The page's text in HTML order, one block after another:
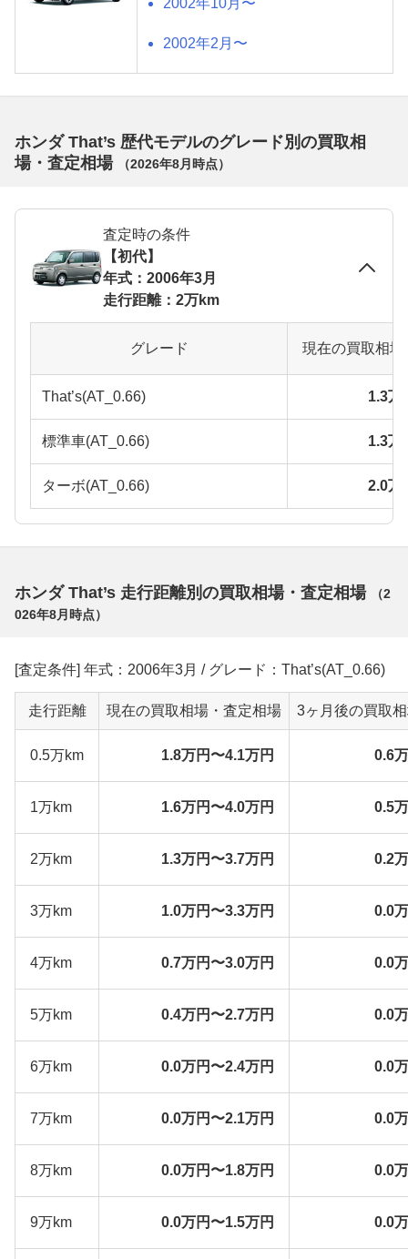
2002年10月〜
2002年2月〜
ホンダ That’s 歴代モデルのグレード別の買取相
場・査定相場
（2026年8月 時点）
査定時の条件
【初代】
年式：2006年3月
走行距離：2万km
グレード 現在の買取相
That’s(AT_0.66) 1.3万
標準車(AT_0.66) 1.3万
ターボ(AT_0.66) 2.0万
ホンダ That’s 走行距離別の買取相場・査定相場 （2
026年8月 時点）
[査定条件] 年式：2006年3月 / グレード：That’s(AT_0.66)
走行距離 現在の買取相場・査定相場 3ヶ月後の買取
0.5万km 1.8万円〜4.1万円 0.6
1万km 1.6万円〜4.0万円 0.5
2万km 1.3万円〜3.7万円 0.2
3万km 1.0万円〜3.3万円 0.0
4万km 0.7万円〜3.0万円 0.0
5万km 0.4万円〜2.7万円 0.0
6万km 0.0万円〜2.4万円 0.0
7万km 0.0万円〜2.1万円 0.0
8万km 0.0万円〜1.8万円 0.0
9万km 0.0万円〜1.5万円 0.0